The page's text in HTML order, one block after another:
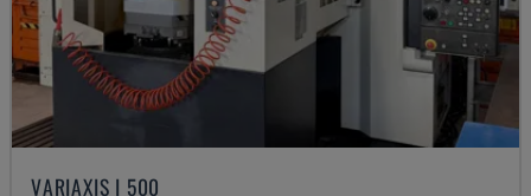
VARIAXIS I 500